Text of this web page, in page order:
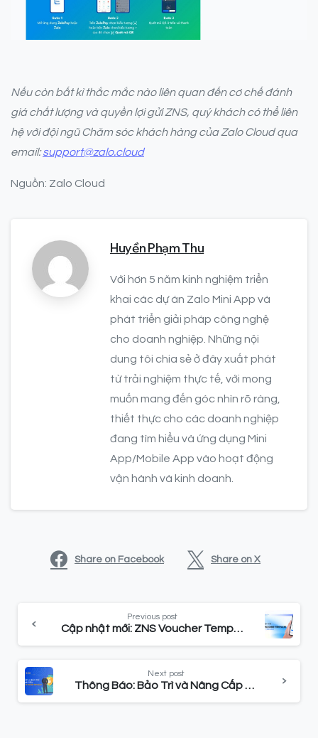
Nếu còn bất kì thắc mắc nào liên quan đến cơ chế đánh
giá chất lượng và quyền lợi gửi ZNS, quý khách có thể liên
hệ với đội ngũ Chăm sóc khách hàng của Zalo Cloud qua
email:support@zalo.cloud
Nguồn: Zalo Cloud
Huyền Phạm Thu
Với hơn 5 năm kinh nghiệm triển
khai các dự án Zalo Mini App và
phát triển giải pháp công nghệ
cho doanh nghiệp. Những nội
dung tôi chia sẻ ở đây xuất phát
từ trải nghiệm thực tế, với mong
muốn mang đến góc nhìn rõ ràng,
thiết thực cho các doanh nghiệp
đang tìm hiểu và ứng dụng Mini
App/Mobile App vào hoạt động
vận hành và kinh doanh.
Share on Facebook Share on X
Previous post
Cập nhật mới: ZNS Voucher Template (Ra mắt trên ZCA)
Next post
Thông Báo: Bảo Trì và Nâng Cấp Kênh Nạp Tiền Chuyển Khoản Nhanh (12-15/04/2024)